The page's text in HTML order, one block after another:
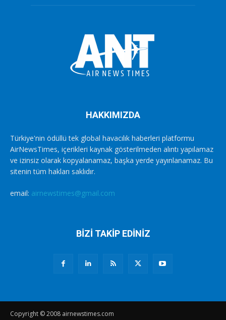
HAKKIMIZDA
Türkiye'nin ödüllü tek global havacılık haberleri platformu
AirNewsTimes, içerikleri kaynak gösterilmeden alıntı yapılamaz
ve izinsiz olarak kopyalanamaz, başka yerde yayınlanamaz. Bu
sitenin tüm hakları saklıdır.
email: airnewstimes@gmail.com
BİZİ TAKİP EDİNİZ
Copyright © 2008 airnewstimes.com